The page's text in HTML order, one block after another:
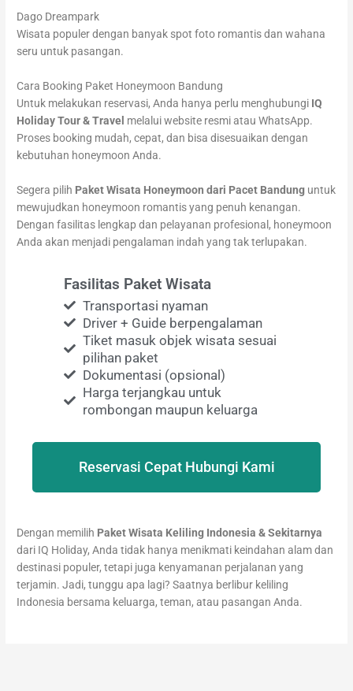
Dago Dreampark
Wisata populer dengan banyak spot foto romantis dan wahana
seru untuk pasangan.
Cara Booking Paket Honeymoon Bandung
Untuk melakukan reservasi, Anda hanya perlu menghubungi IQ
Holiday Tour & Travel melalui website resmi atau WhatsApp.
Proses booking mudah, cepat, dan bisa disesuaikan dengan
kebutuhan honeymoon Anda.
Segera pilih Paket Wisata Honeymoon dari Pacet Bandung untuk
mewujudkan honeymoon romantis yang penuh kenangan.
Dengan fasilitas lengkap dan pelayanan profesional, honeymoon
Anda akan menjadi pengalaman indah yang tak terlupakan.
Fasilitas Paket Wisata
Transportasi nyaman
Driver + Guide berpengalaman
Tiket masuk objek wisata sesuai
pilihan paket
Dokumentasi (opsional)
Harga terjangkau untuk
rombongan maupun keluarga
Reservasi Cepat Hubungi Kami
Dengan memilih Paket Wisata Keliling Indonesia & Sekitarnya
dari IQ Holiday, Anda tidak hanya menikmati keindahan alam dan
destinasi populer, tetapi juga kenyamanan perjalanan yang
terjamin. Jadi, tunggu apa lagi? Saatnya berlibur keliling
Indonesia bersama keluarga, teman, atau pasangan Anda.